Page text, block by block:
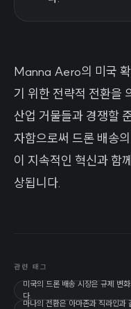
Manna Aero의 미국
기 위한 전략적 전환을
산업 거물들과 경쟁할
자함으로써 드론 배송
이 지속적인 혁신과 함
상됩니다.
관련 태그
미국의 드론 배송 시장은 규제 변
다.
마나의 전환은 아마존과 직라인과